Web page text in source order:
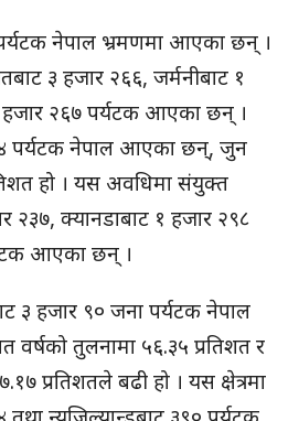
नेपाल भ्रमणमा आएका छन् ।
३ हजार २६६, जर्मनीबाट १
हजार २६७ पर्यटक आएका छन् ।
पर्यटक नेपाल आएका छन्, जुन
हो । यस अवधिमा संयुक्त
२३७, क्यानडाबाट १ हजार २९८
आएका छन् ।
३ हजार ९० जना पर्यटक नेपाल
तुलनामा ५६.३५ प्रतिशत र
प्रतिशतले बढी हो । यस क्षेत्रमा